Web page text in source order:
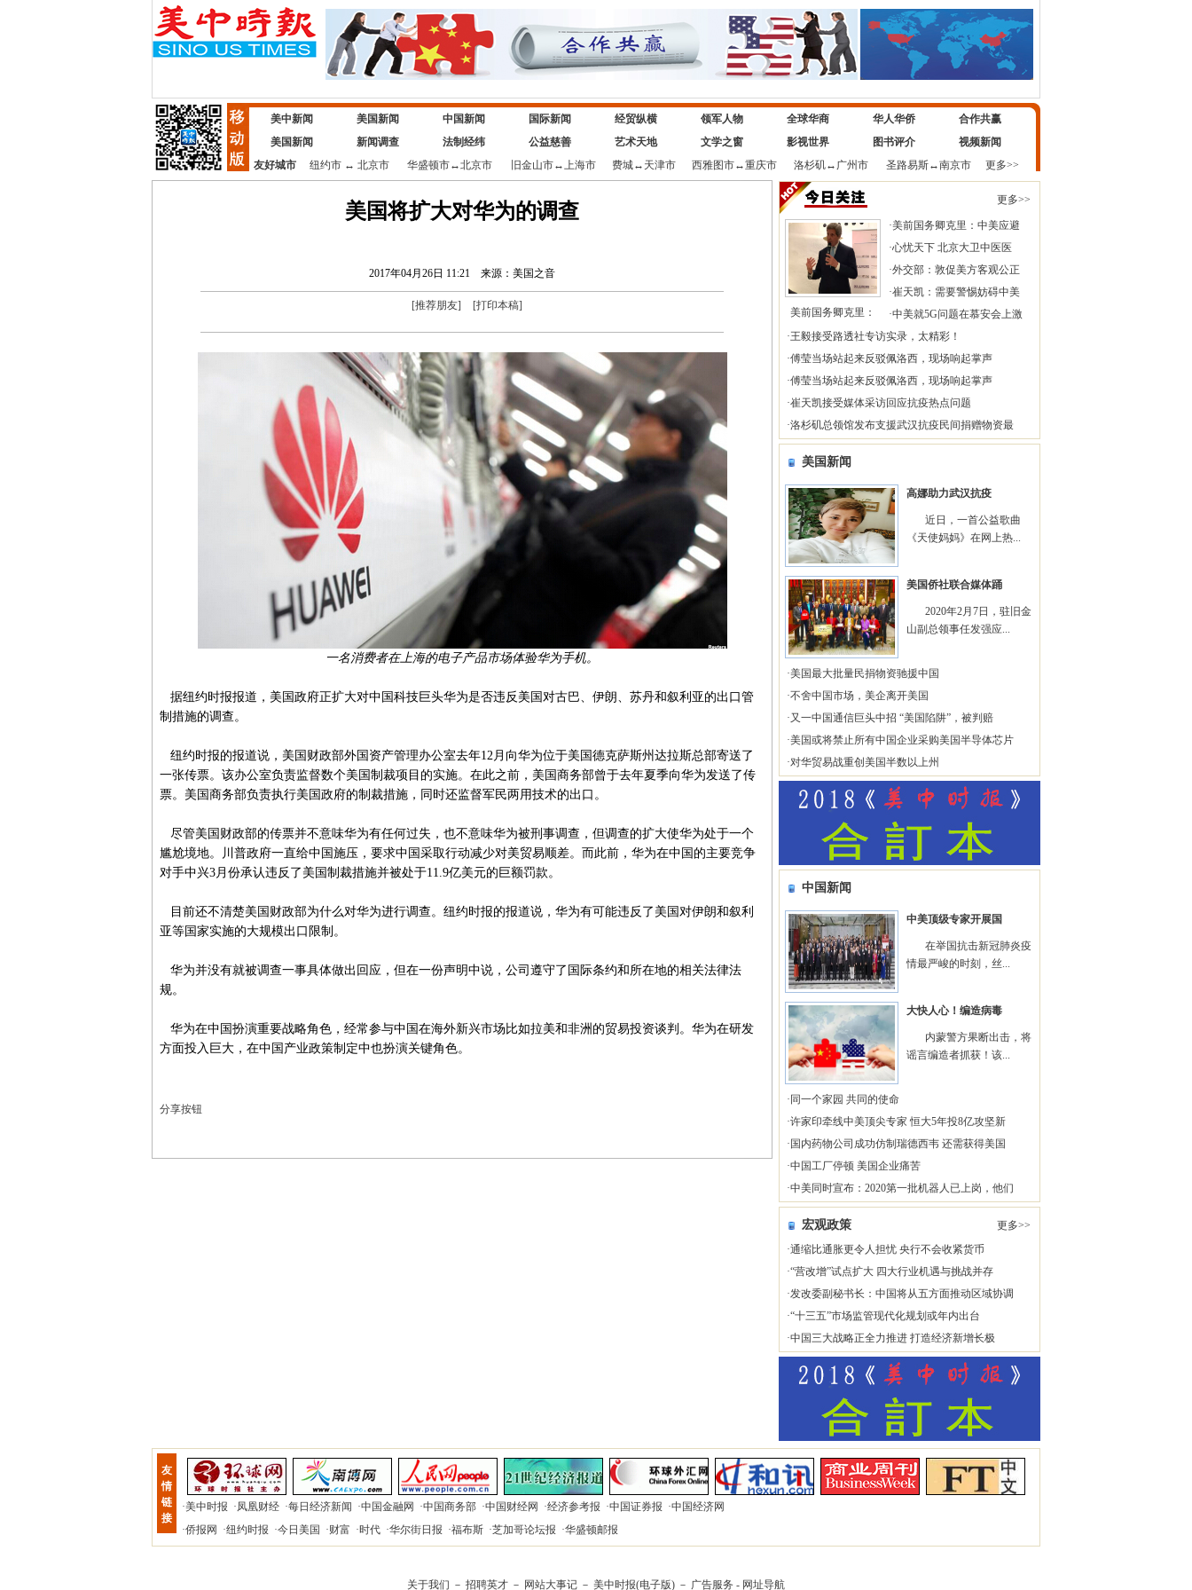
美中新闻 美国新闻 中国新闻 国际新闻 经贸纵横 领军人物 全球华商 华人华侨
合作共赢
美国新闻
新闻调查 法制经纬 公益慈善 艺术天地 文学之窗 影视世界 图书评介
视频新闻
友好城市
纽约市↔ 北京市 华盛顿市↔北京市 旧金山市↔上海市 费城↔ 天津市 西雅图市↔重庆市 洛杉矶↔ 广州市 圣路易斯↔南京市 更多>>
美国将扩大对华为的调查
2017年04月26日 11:21 来源：美国之音
[推荐朋友] [打印本稿]
一名消费者在上海的电子产品市场体验华为手机。
据纽约时报报道，美国政府正扩大对中国科技巨头华为是否违反美国对古巴、伊朗、苏丹和叙利亚的出口管
制措施的调查。
纽约时报的报道说，美国财政部外国资产管理办公室去年12月向华为位于美国德克萨斯州达拉斯总部寄送了
一张传票。该办公室负责监督数个美国制裁项目的实施。在此之前，美国商务部曾于去年夏季向华为发送了传
票。美国商务部负责执行美国政府的制裁措施，同时还监督军民两用技术的出口。
尽管美国财政部的传票并不意味华为有任何过失，也不意味华为被刑事调查，但调查的扩大使华为处于一个
尴尬境地。川普政府一直给中国施压，要求中国采取行动减少对美贸易顺差。而此前，华为在中国的主要竞争
对手中兴3月份承认违反了美国制裁措施并被处于11.9亿美元的巨额罚款。
目前还不清楚美国财政部为什么对华为进行调查。纽约时报的报道说，华为有可能违反了美国对伊朗和叙利
亚等国家实施的大规模出口限制。
华为并没有就被调查一事具体做出回应，但在一份声明中说，公司遵守了国际条约和所在地的相关法律法
规。
华为在中国扮演重要战略角色，经常参与中国在海外新兴市场比如拉美和非洲的贸易投资谈判。华为在研发
方面投入巨大，在中国产业政策制定中也扮演关键角色。
分享按钮
更多>>
美前国务卿克里：
·美前国务卿克里：中美应避
·心忧天下 北京大卫中医医
·外交部：敦促美方客观公正
·崔天凯：需要警惕妨碍中美
·中美就5G问题在慕安会上激
·王毅接受路透社专访实录，太精彩！
·傅莹当场站起来反驳佩洛西，现场响起掌声
·傅莹当场站起来反驳佩洛西，现场响起掌声
·崔天凯接受媒体采访回应抗疫热点问题
·洛杉矶总领馆发布支援武汉抗疫民间捐赠物资最
美国新闻
高娜助力武汉抗疫
近日，一首公益歌曲
《天使妈妈》在网上热...
美国侨社联合媒体踊
2020年2月7日，驻旧金
山副总领事任发强应...
·美国最大批量民捐物资驰援中国
·不舍中国市场，美企离开美国
·又一中国通信巨头中招 “美国陷阱”，被判赔
·美国或将禁止所有中国企业采购美国半导体芯片
·对华贸易战重创美国半数以上州
中国新闻
中美顶级专家开展国
在举国抗击新冠肺炎疫
情最严峻的时刻，丝...
大快人心！编造病毒
内蒙警方果断出击，将
谣言编造者抓获！该...
· 同一个家园 共同的使命
·许家印牵线中美顶尖专家 恒大5年投8亿攻坚新
· 国内药物公司成功仿制瑞德西韦 还需获得美国
·中国工厂停顿 美国企业痛苦
·中美同时宣布：2020第一批机器人已上岗，他们
宏观政策
更多>>
·通缩比通胀更令人担忧 央行不会收紧货币
·“营改增”试点扩大 四大行业机遇与挑战并存
·发改委副秘书长：中国将从五方面推动区域协调
·“十三五”市场监管现代化规划或年内出台
·中国三大战略正全力推进 打造经济新增长极
友
情
链
接
·美中时报 ·凤凰财经 ·每日经济新闻 ·中国金融网 ·中国商务部 ·中国财经网 ·经济参考报 ·中国证券报 ·中国经济网
·侨报网 ·纽约时报 ·今日美国 ·财富 ·时代 ·华尔街日报 ·福布斯 ·芝加哥论坛报 ·华盛顿邮报
关于我们 － 招聘英才 － 网站大事记 － 美中时报(电子版) － 广告服务 - 网址导航